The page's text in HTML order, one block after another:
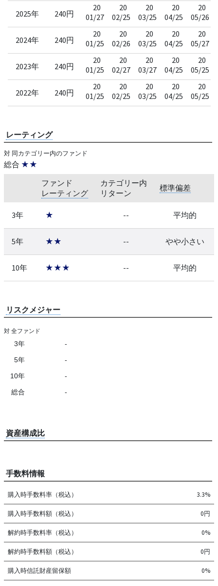
2025年 240円
20
01/27
20
02/25
20
03/25
20
04/25
20
05/26
2024年 240円
20
01/25
20
02/26
20
03/25
20
04/25
20
05/27
2023年 240円
20
01/25
20
02/27
20
03/27
20
04/25
20
05/25
2022年 240円
20
01/25
20
02/25
20
03/25
20
04/25
20
05/25
レーティング
対 同カテゴリー内のファンド
総合 ★★
ファンド
レーティング
カテゴリー内
リターン
標準偏差
3年 ★ -- 平均的
5年 ★★ -- やや小さい
10年 ★★★ -- 平均的
リスクメジャー
対 全ファンド
3年 -
5年 -
10年 -
総合 -
資産構成比
手数料情報
購入時手数料率（税込） 3.3%
購入時手数料額（税込） 0円
解約時手数料率（税込） 0%
解約時手数料額（税込） 0円
購入時信託財産留保額 0%